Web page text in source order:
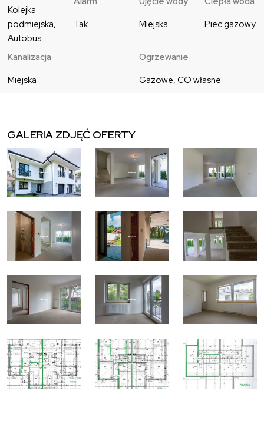
Kolejka
podmiejska,
Autobus
Tak
Miejska
Piec gazowy
Kanalizacja
Miejska
Ogrzewanie
Gazowe, CO własne
GALERIA ZDJĘĆ OFERTY